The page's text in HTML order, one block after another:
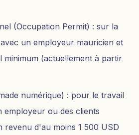
(Occupation Permit) : sur la
un employeur mauricien et
minimum (actuellement à partir
numérique) : pour le travail
employeur ou des clients
revenu d'au moins 1 500 USD